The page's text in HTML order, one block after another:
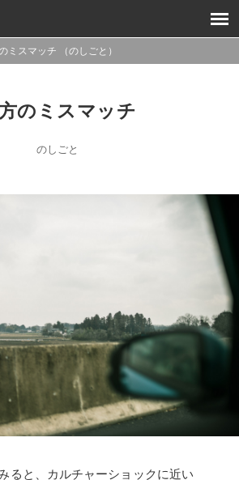
ミスマッチ （のしごと）
のミスマッチ
のしごと
ると、カルチャーショックに近い